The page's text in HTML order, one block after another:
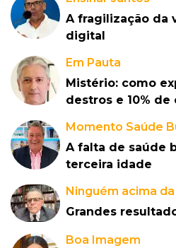
A fragilização da
digital
Em Pauta
Mistério: como
destros e 10% de
Momento Saúde
A falta de saúde
terceira idade
Ninguém acima
Grandes
Boa Imagem